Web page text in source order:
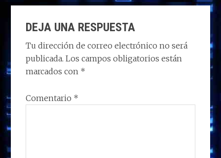
d
o
n
b
o
o
k
e
dI
n
s
A
p
p
g
m
p
ti
r
CON
LOS
LECTORES
DEJA UNA RESPUESTA
Tu dirección de correo electrónico no será
publicada. Los campos obligatorios están
marcados con *
Comentario *